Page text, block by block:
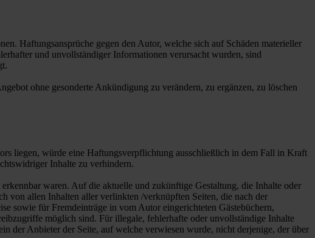
Haftungsansprüche gegen den Autor, welche sich auf Schäden materieller
und unvollständiger Informationen verursacht wurden, sind
ohne gesonderte Ankündigung zu verändern, zu ergänzen, zu löschen
liegen, würde eine Haftungsverpflichtung ausschließlich in dem Fall in Kraft
Inhalte zu verhindern.
waren. Auf die aktuelle und zukünftige Gestaltung, die Inhalte oder
von allen Inhalten aller verlinkten /verknüpften Seiten, die nach der
sowie für Fremdeinträge in vom Autor eingerichteten Gästebüchern,
möglich sind. Für illegale, fehlerhafte oder unvollständige Inhalte
der Anbieter der Seite, auf welche verwiesen wurde, nicht derjenige, der über